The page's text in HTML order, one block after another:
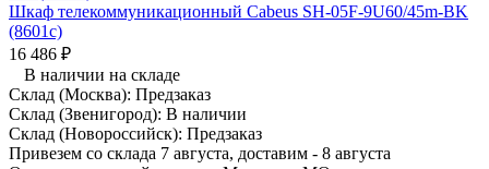
Шкаф телекоммуникационный Cabeus SH-05F-9U60/45m-BK
(8601c)
16 486 ₽
В наличии на складе
Склад (Москва): Предзаказ
Склад (Звенигород): В наличии
Склад (Новороссийск): Предзаказ
Привезем со склада 7 августа, доставим - 8 августа